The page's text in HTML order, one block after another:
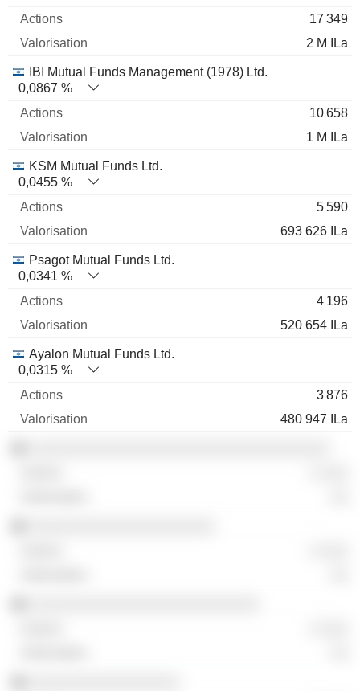
17 349
2 M ILa
IBI Mutual Funds Management (1978) Ltd.
0,0867 %
10 658
1 M ILa
KSM Mutual Funds Ltd.
0,0455 %
5 590
693 626 ILa
Psagot Mutual Funds Ltd.
0,0341 %
4 196
520 654 ILa
Ayalon Mutual Funds Ltd.
0,0315 %
3 876
480 947 ILa